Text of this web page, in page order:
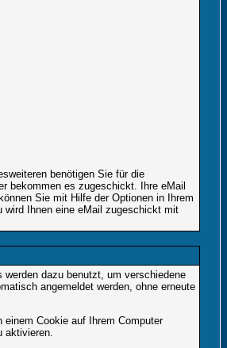
benötigen Sie für die
bekommen es zugeschickt. Ihre eMail
Sie mit Hilfe der Optionen in Ihrem
wird Ihnen eine eMail zugeschickt mit
dazu benutzt, um verschiedene
angemeldet werden, ohne erneute
Cookie auf Ihrem Computer
aktivieren.